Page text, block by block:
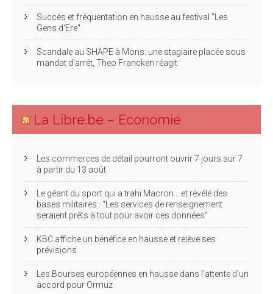
Succès et fréquentation en hausse au festival "Les
Gens d'Ere"
Scandale au SHAPE à Mons: une stagiaire placée sous
mandat d'arrêt, Theo Francken réagit
La Libre.be – Economie
Les commerces de détail pourront ouvrir 7 jours sur 7
à partir du 13 août
Le géant du sport qui a trahi Macron… et révélé des
bases militaires : “Les services de renseignement
seraient prêts à tout pour avoir ces données”
KBC affiche un bénéfice en hausse et relève ses
prévisions
Les Bourses européennes en hausse dans l'attente d'un
accord pour Ormuz